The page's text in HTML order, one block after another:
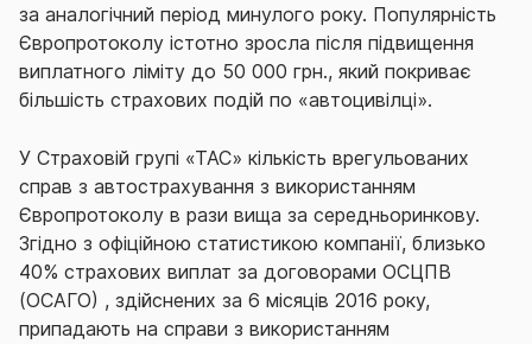
за аналогічний період минулого року. Популярність
Європротоколу істотно зросла після підвищення
виплатного ліміту до 50 000 грн., який покриває
більшість страхових подій по «автоцивілці».
У Страховій групі «ТАС» кількість врегульованих
справ з автострахування з використанням
Європротоколу в рази вища за середньоринкову.
Згідно з офіційною статистикою компанії, близько
40% страхових виплат за договорами ОСЦПВ
(ОСАГО) , здійснених за 6 місяців 2016 року,
припадають на справи з використанням